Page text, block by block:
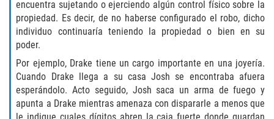
Presentación de Documentos Falsos
Robo de Identidad
Falsificación o Alteración de una
Prescripción Médica
Delitos de Drogas
encuentra sujetando o ejerciendo algún control físico sobre la
propiedad. Es decir, de no haberse configurado el robo, dicho
individuo continuaría teniendo la propiedad o bien en su
poder.
Por ejemplo, Drake tiene un cargo importante en una joyería.
Cuando Drake llega a su casa Josh se encontraba afuera
esperándolo. Acto seguido, Josh saca un arma de fuego y
apunta a Drake mientras amenaza con dispararle a menos que